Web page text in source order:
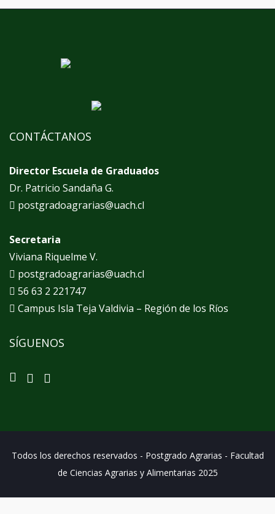
CONTÁCTANOS
Director Escuela de Graduados
Dr. Patricio Sandaña G.
postgradoagrarias@uach.cl
Secretaria
Viviana Riquelme V.
postgradoagrarias@uach.cl
56 63 2 221747
Campus Isla Teja Valdivia – Región de los Ríos
SÍGUENOS
Todos los derechos reservados - Postgrado Agrarias - Facultad
de Ciencias Agrarias y Alimentarias 2025